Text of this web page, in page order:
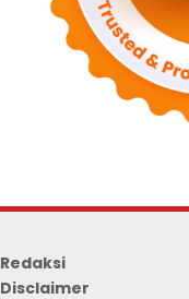
Redaksi
Disclaimer